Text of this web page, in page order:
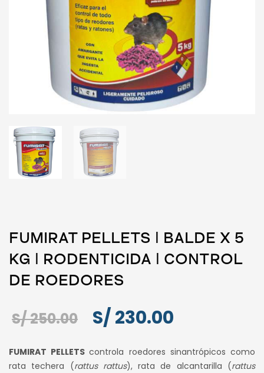
FUMIRAT PELLETS ǀ BALDE X 5
KG ǀ RODENTICIDA ǀ CONTROL
DE ROEDORES
S/250.00
El
original
S/230.00
actual
FUMIRAT PELLETScontrola roedores sinantrópicos como
rata techera (rattus rattus), rata de alcantarilla (rattus